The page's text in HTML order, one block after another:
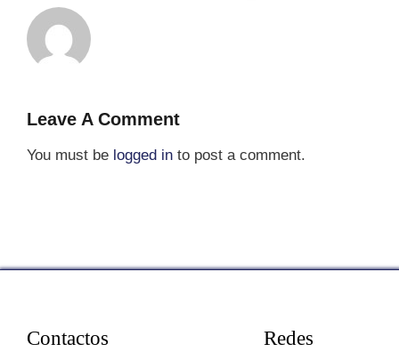
Leave A Comment
You must be logged in to post a comment.
Contactos
Redes